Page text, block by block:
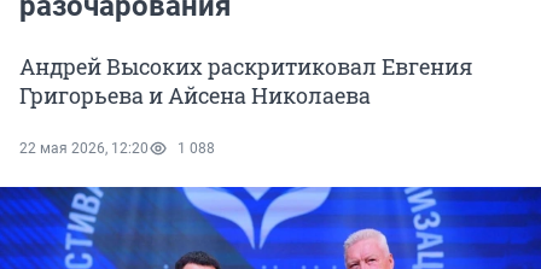
Андрей Высоких раскритиковал Евгения
Григорьева и Айсена Николаева
22 мая 2026, 12:20 1 088